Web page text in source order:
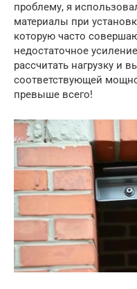
проблему, я
материалы при
которую часто
недостаточное
рассчитать нагрузку и
соответствующей
превыше всего!